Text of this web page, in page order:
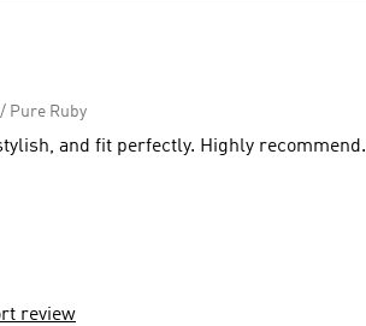
Pure Ruby
and fit perfectly. Highly recommend.
review